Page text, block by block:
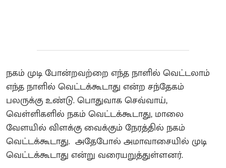
நகம் முடி போன்றவற்றை எந்த நாளில் வெட்டலாம்
எந்த நாளில் வெட்டக்கூடாது என்ற சந்தேகம்
பலருக்கு உண்டு. பொதுவாக செவ்வாய்,
வெள்ளிகளில் நகம் வெட்டக்கூடாது, மாலை
வேளயில் விளக்கு வைக்கும் நேரத்தில் நகம்
வெட்டக்கூடாது. அதேபோல் அமாவாசையில் முடி
வெட்டக்கூடாது என்று வரையறுத்துள்ளனர்.‌